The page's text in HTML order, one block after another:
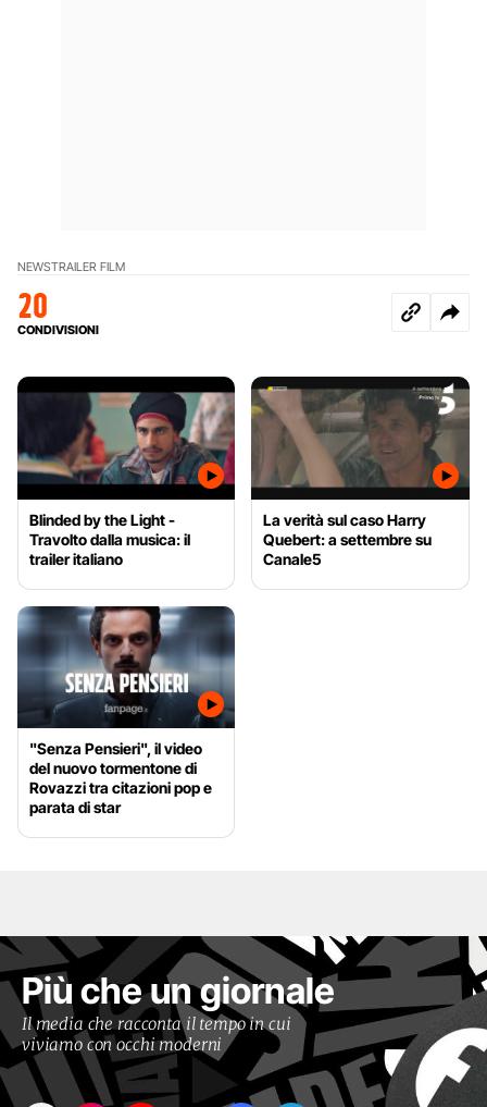
NEWSTRAILER FILM
20
CONDIVISIONI
Blinded by the Light -
Travolto dalla musica: il
trailer italiano
La verità sul caso Harry
Quebert: a settembre su
Canale5
"Senza Pensieri", il video
del nuovo tormentone di
Rovazzi tra citazioni pop e
parata di star
Più che un giornale
Il media che racconta il tempo in cui
viviamo con occhi moderni